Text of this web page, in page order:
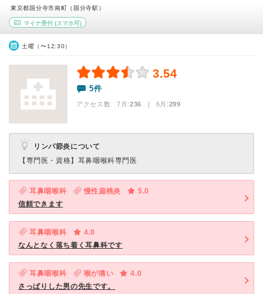
東京都国分寺市南町（国分寺駅）
マイナ受付 (スマホ可)
土曜（〜12:30）
3.54
5件
アクセス数 7月:236 | 6月:299
リンパ節炎について
【専門医・資格】 耳鼻咽喉科専門医
耳鼻咽喉科 慢性扁桃炎
5.0
信頼できます
耳鼻咽喉科
4.0
なんとなく落ち着く耳鼻科です
耳鼻咽喉科 喉が痛い
4.0
さっぱりした男の先生です。